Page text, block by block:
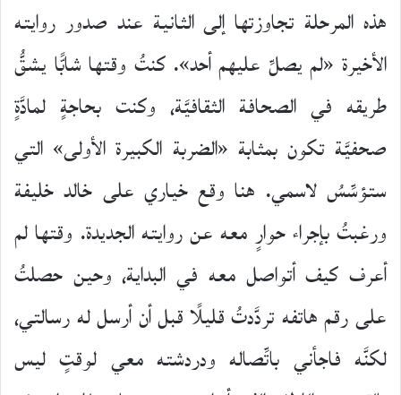
هذه المرحلة تجاوزتها إلى الثانية عند صدور روايته
الأخيرة «لم يصلِّ عليهم أحد». كنتُ وقتها شابًّا يشقُّ
طريقه في الصحافة الثقافيَّة، وكنت بحاجةٍ لمادَّةٍ
صحفيَّة تكون بمثابة «الضربة الكبيرة الأولى» التي
ستؤسِّسُ لاسمي. هنا وقع خياري على خالد خليفة
ورغبتُ بإجراء حوارٍ معه عن روايته الجديدة. وقتها لم
أعرف كيف أتواصل معه في البداية، وحين حصلتُ
على رقم هاتفه تردَّدتُ قليلًا قبل أن أرسل له رسالتي،
لكنَّه فاجأني باتِّصاله ودردشته معي لوقتٍ ليس